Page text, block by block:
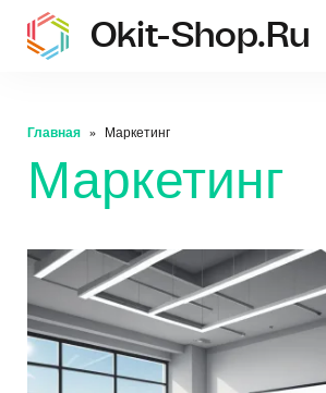
Okit-Shop.ru
Главная Маркетинг
Маркетинг